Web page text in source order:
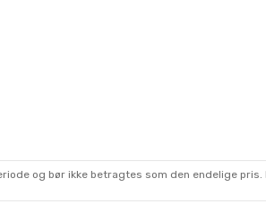
og bør ikke betragtes som den endelige